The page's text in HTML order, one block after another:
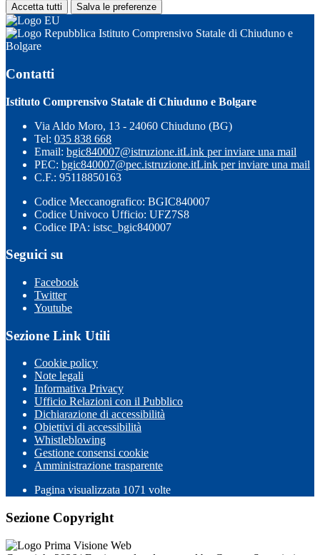
Accetta tutti Salva le preferenze
Istituto Comprensivo Statale di Chiuduno e
Bolgare
Contatti
Istituto Comprensivo Statale di Chiuduno e Bolgare
Via Aldo Moro, 13 - 24060 Chiuduno (BG)
Tel: 035 838 668
Email: bgic840007@istruzione.itLink per inviare una mail
PEC: bgic840007@pec.istruzione.itLink per inviare una mail
C.F.: 95118850163
Codice Meccanografico: BGIC840007
Codice Univoco Ufficio: UFZ7S8
Codice IPA: istsc_bgic840007
Seguici su
Facebook
Twitter
Youtube
Sezione Link Utili
Cookie policy
Note legali
Informativa Privacy
Ufficio Relazioni con il Pubblico
Dichiarazione di accessibilità
Obiettivi di accessibilità
Whistleblowing
Gestione consensi cookie
Amministrazione trasparente
Pagina visualizzata 1071 volte
Sezione Copyright